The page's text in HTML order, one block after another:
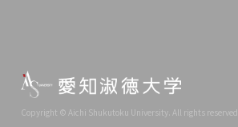
Copyright © Aichi Shukutoku University. All rights reserved.